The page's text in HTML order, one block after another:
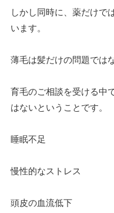
しかし同時に、薬だけで
います。
薄毛は髪だけの問題では
育毛のご相談を受ける中
はないということです。
睡眠不足
慢性的なストレス
頭皮の血流低下